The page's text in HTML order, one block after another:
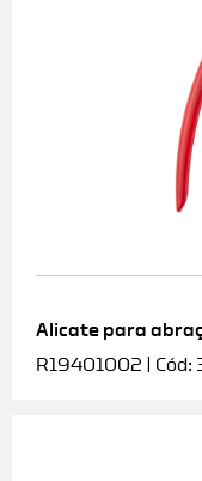
Alicate para
R19401002 | Cód: